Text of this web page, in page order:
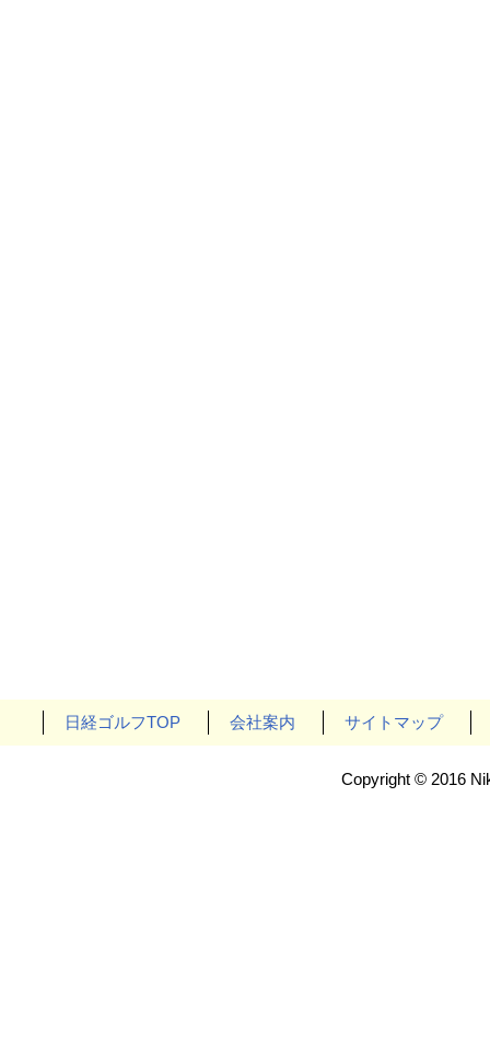
日経ゴルフTOP 会社案内 サイトマップ
Copyright © 2016